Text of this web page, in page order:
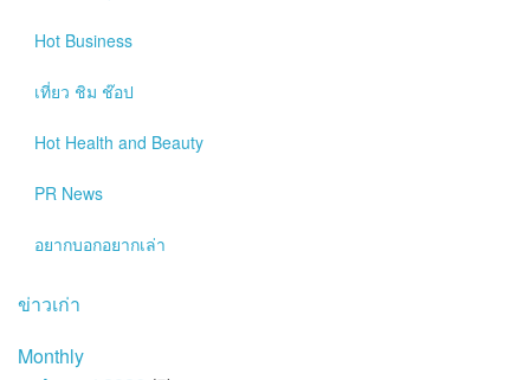
Hot Business
เที่ยว ชิม ช๊อป
Hot Health and Beauty
PR News
อยากบอกอยากเล่า
ข่าวเก่า
Monthly